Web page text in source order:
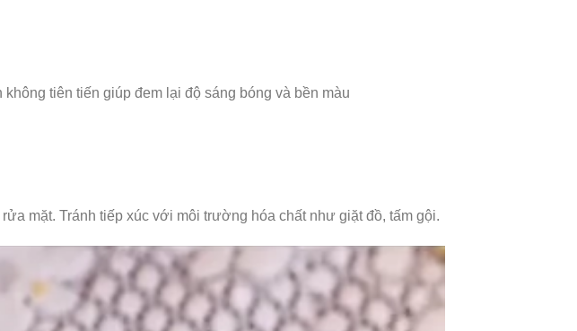
tiên tiến giúp đem lại độ sáng bóng và bền màu
mặt. Tránh tiếp xúc với môi trường hóa chất như giặt đồ, tấm gội.